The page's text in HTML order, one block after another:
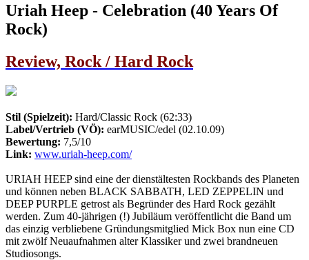
Uriah Heep - Celebration (40 Years Of
Rock)
Review, Rock / Hard Rock
Stil (Spielzeit): Hard/Classic Rock (62:33)
Label/Vertrieb (VÖ): earMUSIC/edel (02.10.09)
Bewertung: 7,5/10
Link: www.uriah-heep.com/
URIAH HEEP sind eine der dienstältesten Rockbands des Planeten
und können neben BLACK SABBATH, LED ZEPPELIN und
DEEP PURPLE getrost als Begründer des Hard Rock gezählt
werden. Zum 40-jährigen (!) Jubiläum veröffentlicht die Band um
das einzig verbliebene Gründungsmitglied Mick Box nun eine CD
mit zwölf Neuaufnahmen alter Klassiker und zwei brandneuen
Studiosongs.